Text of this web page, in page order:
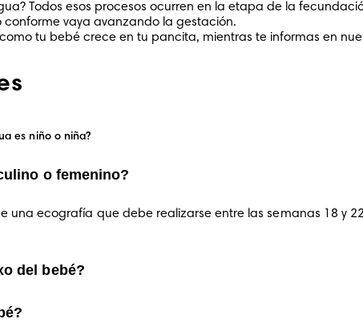
Todos esos procesos ocurren en la etapa de la
vaya avanzando la gestación.
tu bebé crece en tu pancita, mientras te informas en
es niño o niña?
o femenino?
una ecografía que debe realizarse entre las semanas 18 y 22
del bebé?